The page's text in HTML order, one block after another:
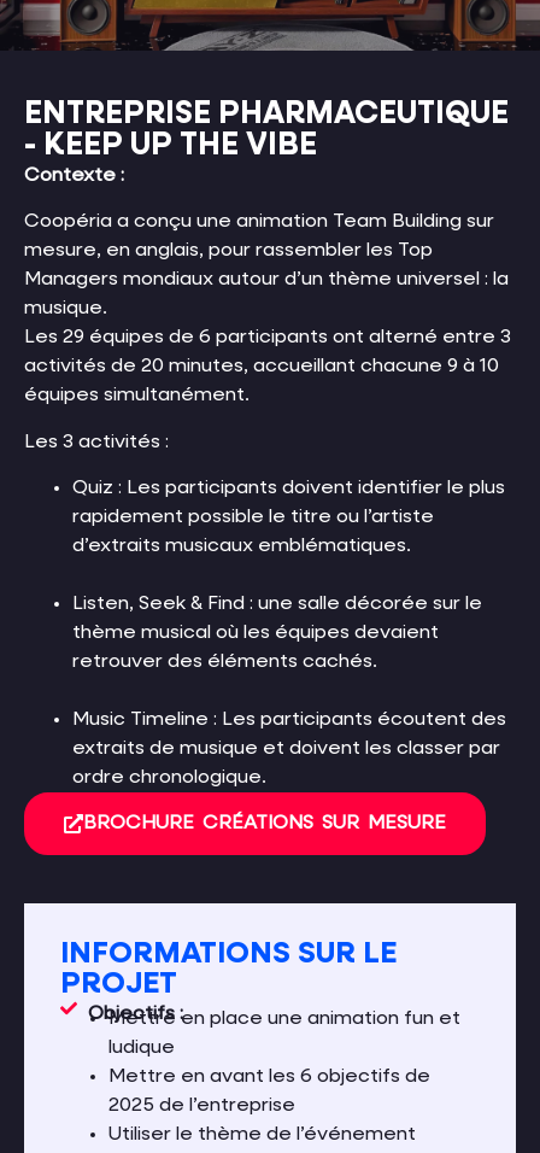
ENTREPRISE PHARMACEUTIQUE
- KEEP UP THE VIBE
Contexte :
Coopéria a conçu une animation Team Building sur
mesure, en anglais, pour rassembler les Top
Managers mondiaux autour d’un thème universel : la
musique.
Les 29 équipes de 6 participants ont alterné entre 3
activités de 20 minutes, accueillant chacune 9 à 10
équipes simultanément.
Les 3 activités :
Quiz : Les participants doivent identifier le plus
rapidement possible le titre ou l’artiste
d’extraits musicaux emblématiques.
Listen, Seek & Find : une salle décorée sur le
thème musical où les équipes devaient
retrouver des éléments cachés.
Music Timeline : Les participants écoutent des
extraits de musique et doivent les classer par
ordre chronologique.
BROCHURE CRÉATIONS SUR MESURE
INFORMATIONS SUR LE
PROJET
Objectifs :
Mettre en place une animation fun et
ludique
Mettre en avant les 6 objectifs de
2025 de l’entreprise
Utiliser le thème de l’événement